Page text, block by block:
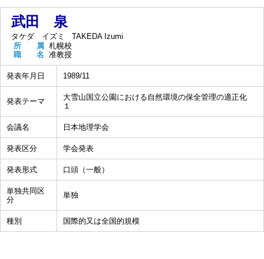
武田 泉
タケダ イズミ
TAKEDA Izumi
所 属 札幌校
職 名 准教授
発表年月日 1989/11
発表テーマ
大雪山国立公園における自然環境の保全管理の適正化
１
会議名 日本地理学会
発表区分 学会発表
発表形式 口頭（一般）
単独共同区
分
単独
種別 国際的又は全国的規模